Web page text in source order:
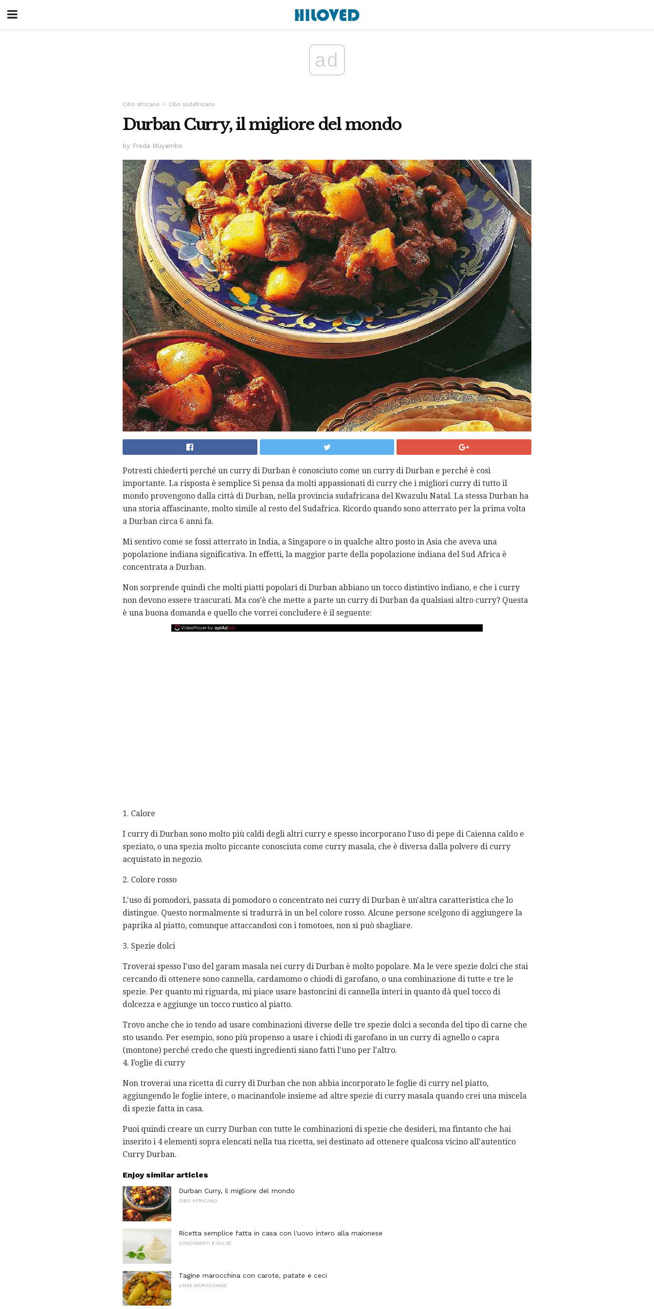
ad
Cibo africano Cibo sudafricano
Durban Curry, il migliore del mondo
by Freda Muyambo
Potresti chiederti perché un curry di Durban è conosciuto come un curry di Durban e perché è così
importante. La risposta è semplice Si pensa da molti appassionati di curry che i migliori curry di tutto il
mondo provengono dalla città di Durban, nella provincia sudafricana del Kwazulu Natal. La stessa Durban ha
una storia affascinante, molto simile al resto del Sudafrica. Ricordo quando sono atterrato per la prima volta
a Durban circa 6 anni fa.
Mi sentivo come se fossi atterrato in India, a Singapore o in qualche altro posto in Asia che aveva una
popolazione indiana significativa. In effetti, la maggior parte della popolazione indiana del Sud Africa è
concentrata a Durban.
Non sorprende quindi che molti piatti popolari di Durban abbiano un tocco distintivo indiano, e che i curry
non devono essere trascurati. Ma cos'è che mette a parte un curry di Durban da qualsiasi altro curry? Questa
è una buona domanda e quello che vorrei concludere è il seguente:
1. Calore
I curry di Durban sono molto più caldi degli altri curry e spesso incorporano l'uso di pepe di Caienna caldo e
speziato, o una spezia molto piccante conosciuta come curry masala, che è diversa dalla polvere di curry
acquistato in negozio.
2. Colore rosso
L'uso di pomodori, passata di pomodoro o concentrato nei curry di Durban è un'altra caratteristica che lo
distingue. Questo normalmente si tradurrà in un bel colore rosso. Alcune persone scelgono di aggiungere la
paprika al piatto, comunque attaccandosi con i tomotoes, non si può sbagliare.
3. Spezie dolci
Troverai spesso l'uso del garam masala nei curry di Durban è molto popolare. Ma le vere spezie dolci che stai
cercando di ottenere sono cannella, cardamomo o chiodi di garofano, o una combinazione di tutte e tre le
spezie. Per quanto mi riguarda, mi piace usare bastoncini di cannella interi in quanto dà quel tocco di
dolcezza e aggiunge un tocco rustico al piatto.
Trovo anche che io tendo ad usare combinazioni diverse delle tre spezie dolci a seconda del tipo di carne che
sto usando. Per esempio, sono più propenso a usare i chiodi di garofano in un curry di agnello o capra
(montone) perché credo che questi ingredienti siano fatti l'uno per l'altro.
4. Foglie di curry
Non troverai una ricetta di curry di Durban che non abbia incorporato le foglie di curry nel piatto,
aggiungendo le foglie intere, o macinandole insieme ad altre spezie di curry masala quando crei una miscela
di spezie fatta in casa.
Puoi quindi creare un curry Durban con tutte le combinazioni di spezie che desideri, ma fintanto che hai
inserito i 4 elementi sopra elencati nella tua ricetta, sei destinato ad ottenere qualcosa vicino all'autentico
Curry Durban.
Enjoy similar articles
Durban Curry, il migliore del mondo
CIBO AFRICANO
Ricetta semplice fatta in casa con l'uovo intero alla maionese
CONDIMENTI E SALSE
Tagine marocchina con carote, patate e ceci
LINEE MAROCCHINE